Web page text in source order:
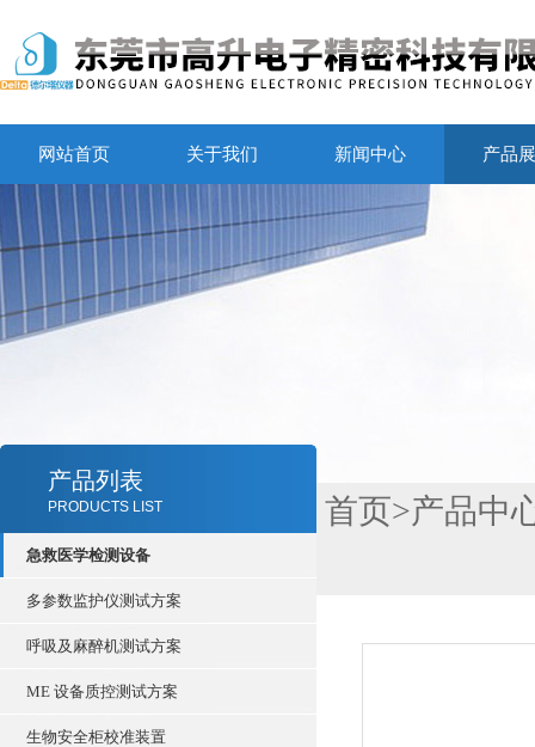
网站首页 关于我们 新闻中心 产品
产品列表
PRODUCTS LIST
急救医学检测设备
多参数监护仪测试方案
呼吸及麻醉机测试方案
ME 设备质控测试方案
生物安全柜校准装置
首页>产品中